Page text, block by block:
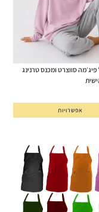
סווצרט ומכנס טרנינג
אפשרויות